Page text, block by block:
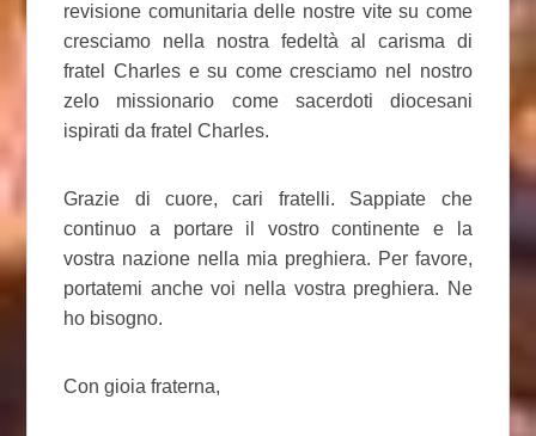
revisione comunitaria delle nostre vite su come
cresciamo nella nostra fedeltà al carisma di
fratel Charles e su come cresciamo nel nostro
zelo missionario come sacerdoti diocesani
ispirati da fratel Charles.
Grazie di cuore, cari fratelli. Sappiate che
continuo a portare il vostro continente e la
vostra nazione nella mia preghiera. Per favore,
portatemi anche voi nella vostra preghiera. Ne
ho bisogno.
Con gioia fraterna,